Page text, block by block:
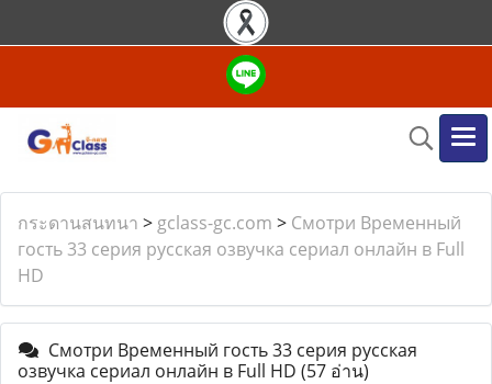
กระดานสนทนา > gclass-gc.com > Смотри Временный
гость 33 серия русская озвучка сериал онлайн в Full
HD
Смотри Временный гость 33 серия русская
озвучка сериал онлайн в Full HD (57 อ่าน)